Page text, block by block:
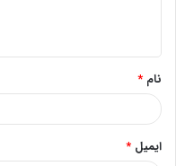
*
نام *
ایمیل *